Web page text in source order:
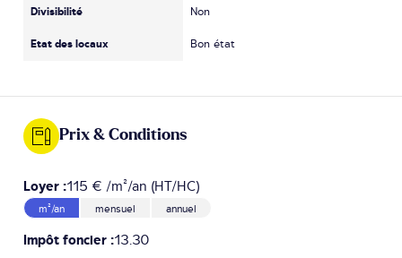
Divisibilité
Etat des locaux
Non
Bon état
Prix & Conditions
Loyer :115 € /m²/an (HT/HC)
m²/an mensuel annuel
Impôt foncier :13.30